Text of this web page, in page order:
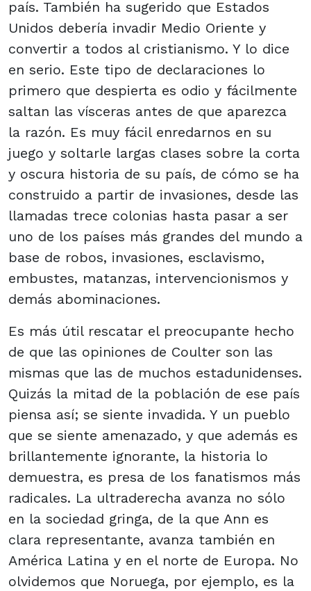
país. También ha sugerido que Estados
Unidos debería invadir Medio Oriente y
convertir a todos al cristianismo. Y lo dice
en serio. Este tipo de declaraciones lo
primero que despierta es odio y fácilmente
saltan las vísceras antes de que aparezca
la razón. Es muy fácil enredarnos en su
juego y soltarle largas clases sobre la corta
y oscura historia de su país, de cómo se ha
construido a partir de invasiones, desde las
llamadas trece colonias hasta pasar a ser
uno de los países más grandes del mundo a
base de robos, invasiones, esclavismo,
embustes, matanzas, intervencionismos y
demás abominaciones.
Es más útil rescatar el preocupante hecho
de que las opiniones de Coulter son las
mismas que las de muchos estadunidenses.
Quizás la mitad de la población de ese país
piensa así; se siente invadida. Y un pueblo
que se siente amenazado, y que además es
brillantemente ignorante, la historia lo
demuestra, es presa de los fanatismos más
radicales. La ultraderecha avanza no sólo
en la sociedad gringa, de la que Ann es
clara representante, avanza también en
América Latina y en el norte de Europa. No
olvidemos que Noruega, por ejemplo, es la